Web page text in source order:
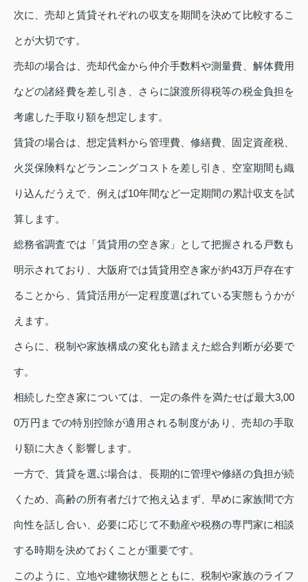
次に、売却と賃貸それぞれの収支を期間を決めて比較するこ
とが大切です。
売却の場合は、売却代金から仲介手数料や測量費、解体費用
などの諸経費を差し引き、さらに譲渡所得税等の税金負担を
考慮した手取り額を想定します。
賃貸の場合は、想定賃料から管理費、修繕費、固定資産税、
火災保険料などランニングコストを差し引き、空室期間も織
り込んだうえで、例えば10年間など一定期間の累計収支を試
算します。
総務省調査では「賃貸用の空き家」として把握される戸数も
明示されており、大阪府では賃貸用空き家が約43万戸存在す
ることから、賃貸活用が一定程度選ばれている実態もうかが
えます。
さらに、税制や家族構成の変化も踏まえた総合判断が必要で
す。
相続した空き家については、一定の条件を満たせば最大3,00
0万円までの特別控除が適用される制度があり、売却の手取
り額に大きく影響します。
一方で、賃貸を選ぶ場合は、長期的に管理や修繕の負担が続
くため、高齢の所有者だけで抱え込まず、早めに家族間で方
向性を話し合い、必要に応じて不動産や税務の専門家に相談
する時期を決めておくことが重要です。
このように、立地や建物状態とともに、税制や家族のライフ